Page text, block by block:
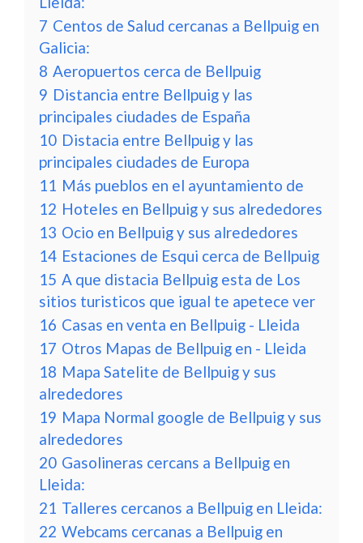
7 Centos de Salud cercanas a Bellpuig en
Galicia:
8 Aeropuertos cerca de Bellpuig
9 Distancia entre Bellpuig y las
principales ciudades de España
10 Distacia entre Bellpuig y las
principales ciudades de Europa
11 Más pueblos en el ayuntamiento de
12 Hoteles en Bellpuig y sus alrededores
13 Ocio en Bellpuig y sus alrededores
14 Estaciones de Esqui cerca de Bellpuig
15 A que distacia Bellpuig esta de Los
sitios turisticos que igual te apetece ver
16 Casas en venta en Bellpuig - Lleida
17 Otros Mapas de Bellpuig en - Lleida
18 Mapa Satelite de Bellpuig y sus
alrededores
19 Mapa Normal google de Bellpuig y sus
alrededores
20 Gasolineras cercans a Bellpuig en
Lleida:
21 Talleres cercanos a Bellpuig en Lleida:
22 Webcams cercanas a Bellpuig en